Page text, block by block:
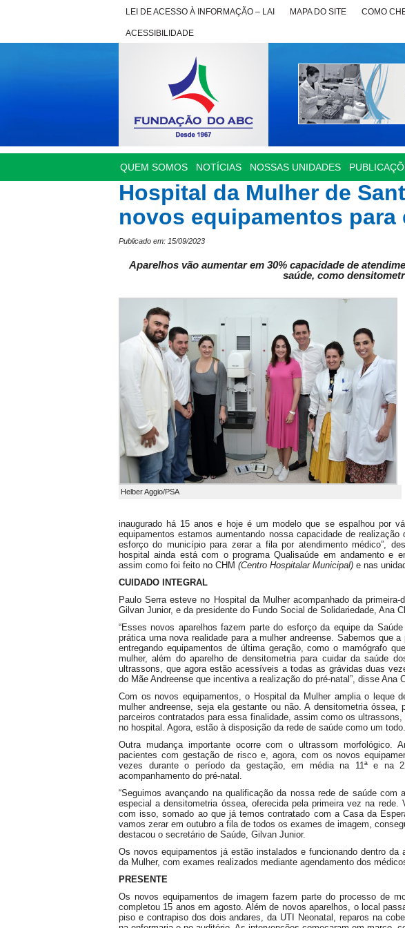
LEI DE ACESSO À INFORMAÇÃO – LAI MAPA DO SITE COMO
ACESSIBILIDADE
QUEM SOMOS NOTÍCIAS NOSSAS UNIDADES
Hospital da Mulher de
novos equipamentos para
Publicado em: 15/09/2023
Aparelhos vão aumentar em 30% capacidade de
saúde, como
Helber Aggio/PSA
inaugurado há 15 anos e hoje é um modelo que se espalhou por
equipamentos estamos aumentando nossa capacidade de
esforço do município para zerar a fila por atendimento médico”,
hospital ainda está com o programa Qualisaúde em andamento e
assim como foi feito no CHM (Centro Hospitalar Municipal) e nas
CUIDADO INTEGRAL
Paulo Serra esteve no Hospital da Mulher acompanhado da
Gilvan Junior, e da presidente do Fundo Social de Solidariedade, Ana
“Esses novos aparelhos fazem parte do esforço da equipe da
prática uma nova realidade para a mulher andreense. Sabemos que
entregando equipamentos de última geração, como o mamógrafo
mulher, além do aparelho de densitometria para cuidar da saúde
ultrassons, que agora estão acessíveis a todas as grávidas duas
do Mãe Andreense que incentiva a realização do pré-natal”, disse Ana
Com os novos equipamentos, o Hospital da Mulher amplia o leque
mulher andreense, seja ela gestante ou não. A densitometria óssea,
parceiros contratados para essa finalidade, assim como os
no hospital. Agora, estão à disposição da rede de saúde como um todo.
Outra mudança importante ocorre com o ultrassom morfológico.
pacientes com gestação de risco e, agora, com os novos
vezes durante o período da gestação, em média na 11ª e na
acompanhamento do pré-natal.
“Seguimos avançando na qualificação da nossa rede de saúde
especial a densitometria óssea, oferecida pela primeira vez na
com isso, somado ao que já temos contratado com a Casa da
vamos zerar em outubro a fila de todos os exames de imagem,
destacou o secretário de Saúde, Gilvan Junior.
Os novos equipamentos já estão instalados e funcionando dentro da
da Mulher, com exames realizados mediante agendamento dos
PRESENTE
Os novos equipamentos de imagem fazem parte do processo de
completou 15 anos em agosto. Além de novos aparelhos, o local
piso e contrapiso dos dois andares, da UTI Neonatal, reparos na